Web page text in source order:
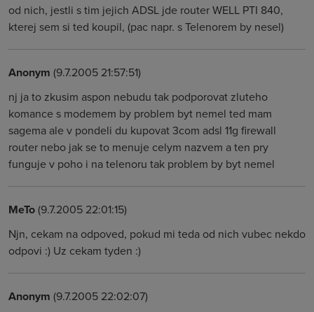
od nich, jestli s tim jejich ADSL jde router WELL PTI 840,
kterej sem si ted koupil, (pac napr. s Telenorem by nesel)
Anonym (9.7.2005 21:57:51)
nj ja to zkusim aspon nebudu tak podporovat zluteho
komance s modemem by problem byt nemel ted mam
sagema ale v pondeli du kupovat 3com adsl 11g firewall
router nebo jak se to menuje celym nazvem a ten pry
funguje v poho i na telenoru tak problem by byt nemel
MeTo(9.7.2005 22:01:15)
Njn, cekam na odpoved, pokud mi teda od nich vubec nekdo
odpovi :) Uz cekam tyden :)
Anonym (9.7.2005 22:02:07)